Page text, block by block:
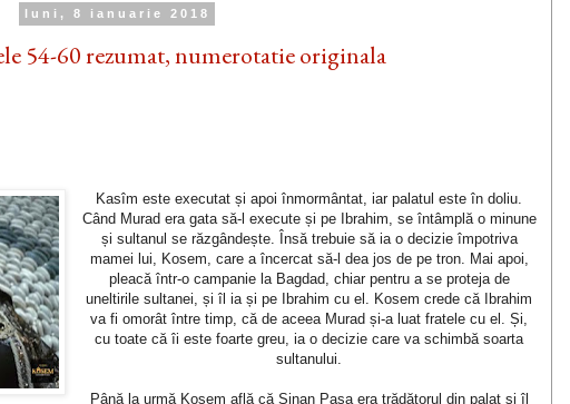
luni, 8 ianuarie 2018
54-60 rezumat, numerotatie originala
Kasîm este executat și apoi înmormântat, iar palatul este în doliu.
Când Murad era gata să-l execute și pe Ibrahim, se întâmplă o minune
și sultanul se răzgândește. Însă trebuie să ia o decizie împotriva
mamei lui, Kosem, care a încercat să-l dea jos de pe tron. Mai apoi,
pleacă într-o campanie la Bagdad, chiar pentru a se proteja de
uneltirile sultanei, și îl ia și pe Ibrahim cu el. Kosem crede că Ibrahim
va fi omorât între timp, că de aceea Murad și-a luat fratele cu el. Și,
cu toate că îi este foarte greu, ia o decizie care va schimbă soarta
sultanului.
Până la urmă Kosem află că Sinan Pașa era trădătorul din palat și îl